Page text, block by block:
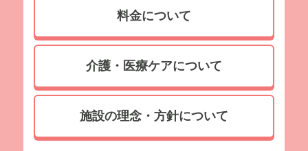
料金について
介護・医療ケアについて
施設の理念・方針について